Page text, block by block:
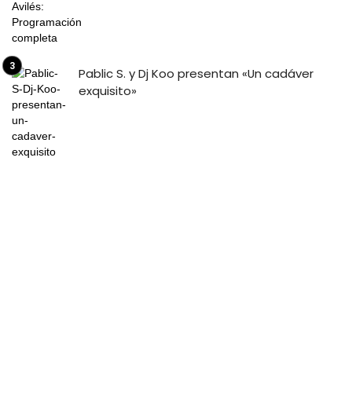
Pablic S. y Dj Koo presentan «Un cadáver
exquisito»